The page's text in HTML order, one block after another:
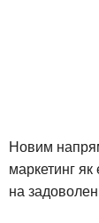
Новим
маркетинг як
на